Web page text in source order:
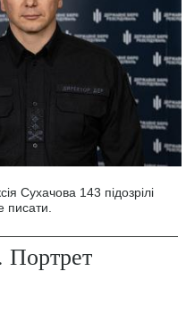
Сухачова 143 підозрілі
писати.
Портрет